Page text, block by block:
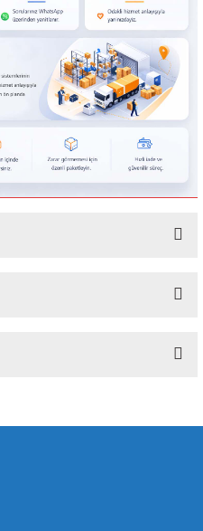
tarafımıza iletebilirsiniz.